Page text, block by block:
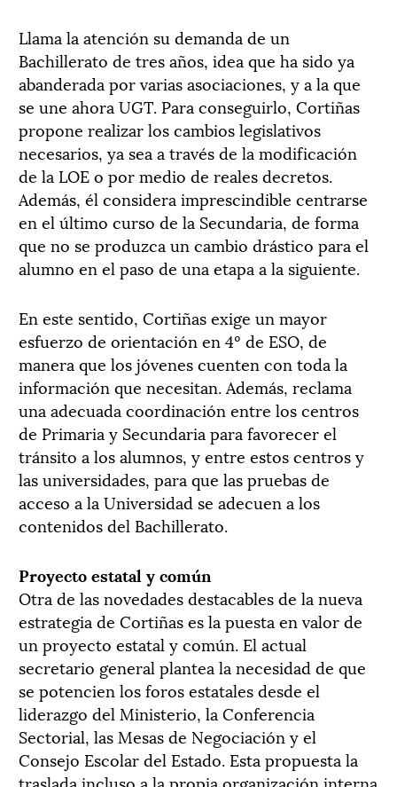
Llama la atención su demanda de un
Bachillerato de tres años, idea que ha sido ya
abanderada por varias asociaciones, y a la que
se une ahora UGT. Para conseguirlo, Cortiñas
propone realizar los cambios legislativos
necesarios, ya sea a través de la modificación
de la LOE o por medio de reales decretos.
Además, él considera imprescindible centrarse
en el último curso de la Secundaria, de forma
que no se produzca un cambio drástico para el
alumno en el paso de una etapa a la siguiente.
En este sentido, Cortiñas exige un mayor
esfuerzo de orientación en 4º de ESO, de
manera que los jóvenes cuenten con toda la
información que necesitan. Además, reclama
una adecuada coordinación entre los centros
de Primaria y Secundaria para favorecer el
tránsito a los alumnos, y entre estos centros y
las universidades, para que las pruebas de
acceso a la Universidad se adecuen a los
contenidos del Bachillerato.
Proyecto estatal y común
Otra de las novedades destacables de la nueva
estrategia de Cortiñas es la puesta en valor de
un proyecto estatal y común. El actual
secretario general plantea la necesidad de que
se potencien los foros estatales desde el
liderazgo del Ministerio, la Conferencia
Sectorial, las Mesas de Negociación y el
Consejo Escolar del Estado. Esta propuesta la
traslada incluso a la propia organización interna